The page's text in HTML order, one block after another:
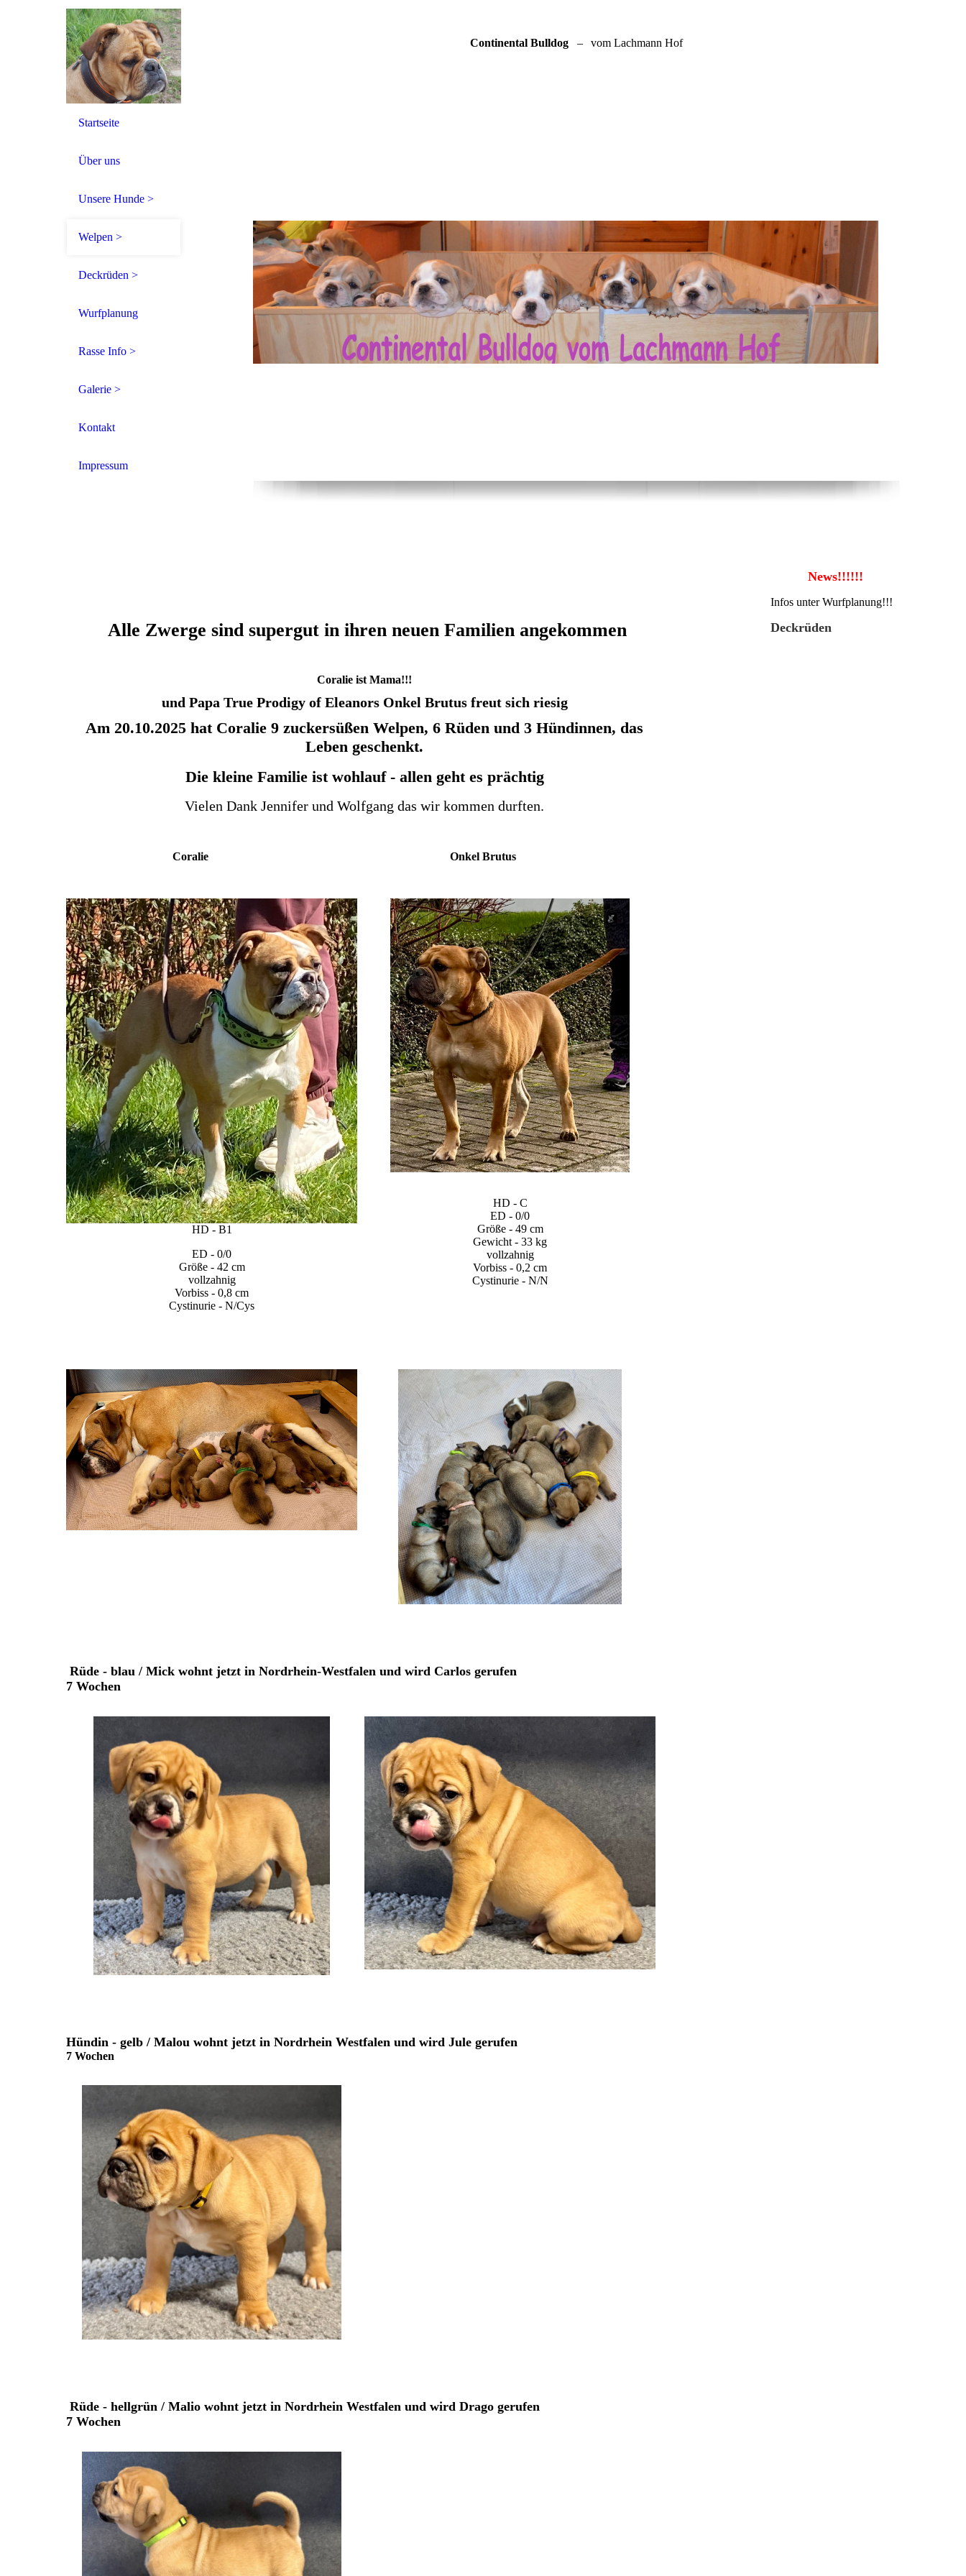
Continental Bulldog – vom Lachmann Hof
Startseite
Über uns
Unsere Hunde >
Welpen >
Deckrüden >
Wurfplanung
Rasse Info >
Galerie >
Kontakt
Impressum
Alle Zwerge sind supergut in ihren neuen Familien angekommen
Coralie ist Mama!!!
und Papa True Prodigy of Eleanors Onkel Brutus freut sich riesig
Am 20.10.2025 hat Coralie 9 zuckersüßen Welpen, 6 Rüden und 3 Hündinnen, das
Leben geschenkt.
Die kleine Familie ist wohlauf - allen geht es prächtig
Vielen Dank Jennifer und Wolfgang das wir kommen durften.
Coralie Onkel Brutus
HD - B1
ED - 0/0
Größe - 42 cm
vollzahnig
Vorbiss - 0,8 cm
Cystinurie - N/Cys
HD - C
ED - 0/0
Größe - 49 cm
Gewicht - 33 kg
vollzahnig
Vorbiss - 0,2 cm
Cystinurie - N/N
Rüde - blau / Mick wohnt jetzt in Nordrhein-Westfalen und wird Carlos gerufen
7 Wochen
Hündin - gelb / Malou wohnt jetzt in Nordrhein Westfalen und wird Jule gerufen
7 Wochen
Rüde - hellgrün / Malio wohnt jetzt in Nordrhein Westfalen und wird Drago gerufen
7 Wochen
News!!!!!!
Infos unter Wurfplanung!!!
Deckrüden